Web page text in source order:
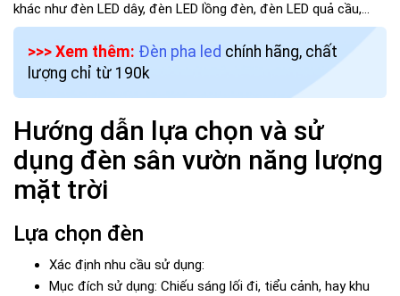
khác như đèn LED dây, đèn LED lồng đèn, đèn LED quả cầu,...
>>> Xem thêm: Đèn pha led chính hãng, chất
lượng chỉ từ 190k
Hướng dẫn lựa chọn và sử
dụng đèn sân vườn năng lượng
mặt trời
Lựa chọn đèn
Xác định nhu cầu sử dụng:
Mục đích sử dụng: Chiếu sáng lối đi, tiểu cảnh, hay khu